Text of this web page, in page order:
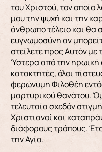
του Χριστού, τον οποίο
μου την ψυχή και την
άνθρωπο τέλειο και
ευγνωμοσύνη αν
στείλετε προς Αυτόν
Ύστερα από την
κατακτητές, όλοι
φερώνυμη Φιλοθέη
μαρτυρικού θανάτου.
τελευταία σχεδόν
Χριστιανοί και
διάφορους τρόπους.
την Αγία.